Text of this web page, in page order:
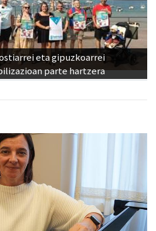
eta gipuzkoarrei
parte hartzera